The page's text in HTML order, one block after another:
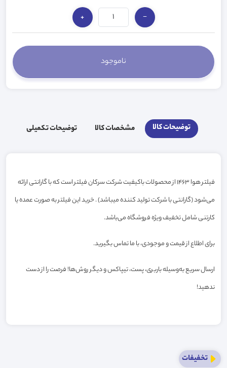
−
+
توضیحات کالا مشخصات کالا توضیحات تکمیلی
فیلتر هوا 1463 از محصولات باکیفیت شرکت سرکان فیلتر است که با گارانتی ارائه
می‌شود (گارانتی با شرکت تولید کننده میباشد) . خرید این فیلتر به صورت عمده یا
کارتنی شامل تخفیف ویژه فروشگاه می‌باشد.
برای اطلاع از قیمت و موجودی، با ما تماس بگیرید.
ارسال سریع به‌وسیله باربری، پست، تیپاکس و دیگر روش‌ها! فرصت را از دست
ندهید!
تخفیفات